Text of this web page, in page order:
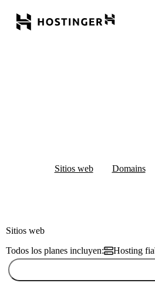
Sitios web Domains
Sitios web
Todos los planes incluyen:
Hosting